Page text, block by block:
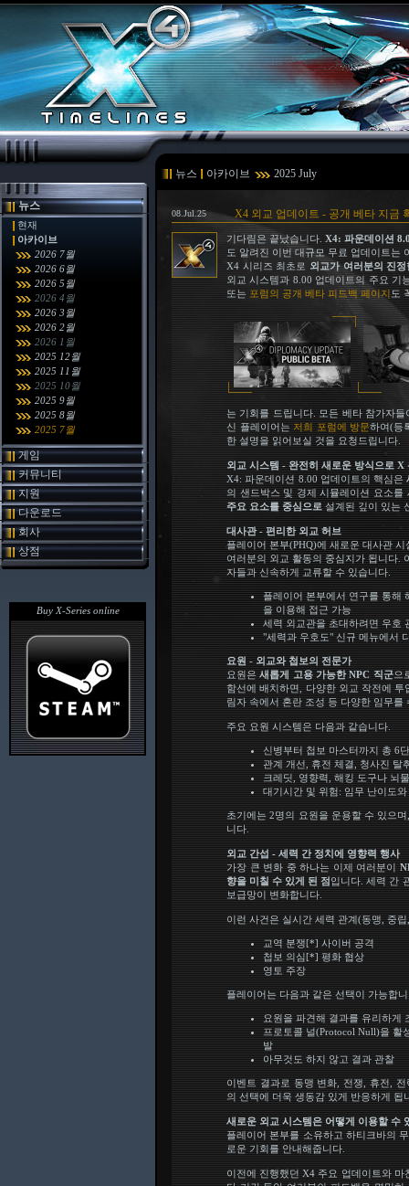
뉴스 아카이브 2025 July
뉴스
현재
아카이브
2026 7월
2026 6월
2026 5월
2026 4월
2026 3월
2026 2월
2026 1월
2025 12월
2025 11월
2025 10월
2025 9월
2025 8월
2025 7월
게임
커뮤니티
지원
다운로드
회사
상점
Buy X-Series online
08.Jul.25 X4 외교 업데이트 - 공개 베타 지금
기다림은 끝났습니다. X4: 파운데이션
도 알려진 이번 대규모 무료 업데이트는
X4 시리즈 최초로 외교가 여러분의 진
외교 시스템과 8.00 업데이트의 주요 기
또는 포럼의 공개 베타 피드백 페이지 도
는 기회를 드립니다. 모든 베타 참가자
신 플레이어는 저희 포럼에 방문하여(등
한 설명을 읽어보실 것을 요청드립니다.
외교 시스템 - 완전히 새로운 방식으로
X4: 파운데이션 8.00 업데이트의 핵심은
의 샌드박스 및 경제 시뮬레이션 요소
주요 요소를 중심으로설계된 깊이 있는
대사관 - 편리한 외교 허브
플레이어 본부(PHQ)에 새로운 대사관
여러분의 외교 활동의 중심지가 됩니다.
자들과 신속하게 교류할 수 있습니다.
플레이어 본부에서 연구를 통해
을 이용해 접근 가능
세력 외교관을 초대하려면 우호
"세력과 우호도" 신규 메뉴에서
요원 - 외교와 첩보의 전문가
요원은새롭게 고용 가능한 NPC 직군으
함선에 배치하면, 다양한 외교 작전에
림자 속에서 혼란 조성 등 다양한 임무를
주요 요원 시스템은 다음과 같습니다.
신병부터 첩보 마스터까지 총 6
관계 개선, 휴전 체결, 청사진 탈
크레딧, 영향력, 해킹 도구나 뇌
대기시간 및 위험: 임무 난이도
초기에는 2명의 요원을 운용할 수 있으
니다.
외교 간섭 - 세력 간 정치에 영향력 행사
가장 큰 변화 중 하나는 이제 여러분이
향을 미칠 수 있게 된 점입니다. 세력 간
보급망이 변화합니다.
이런 사건은 실시간 세력 관계(동맹, 중
교역 분쟁[*] 사이버 공격
첩보 의심[*] 평화 협상
영토 주장
플레이어는 다음과 같은 선택이 가능합
요원을 파견해 결과를 유리하게
프로토콜 널(Protocol Null)을 활
발
아무것도 하지 않고 결과 관찰
이벤트 결과로 동맹 변화, 전쟁, 휴전,
의 선택에 더욱 생동감 있게 반응하게 됩
새로운 외교 시스템은 어떻게 이용할 수
플레이어 본부를 소유하고 하티크바의
로운 기회를 안내해줍니다.
이전에 진행했던 X4 주요 업데이트와 마